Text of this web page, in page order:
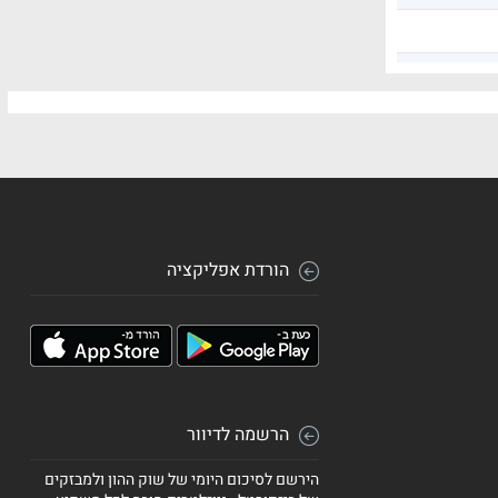
הורדת אפליקציה
הרשמה לדיוור
הירשם לסיכום היומי של שוק ההון ולמבזקים